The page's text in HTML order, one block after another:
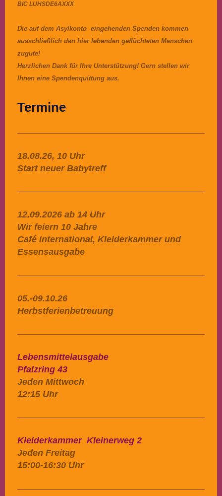
BIC LUHSDE6AXXX
Die auf dem Asylkonto eingehenden Spenden kommen
ausschließlich den hier lebenden geflüchteten Menschen
zugute!
Herzlichen Dank für Ihre Unterstützung! Gern stellen wir
Ihnen eine Spendenquittung aus.
Termine
18.08.26, 10 Uhr
Start neuer Babytreff
12.09.2026 ab 14 Uhr
Wir feiern 10 Jahre
Café international, Kleiderkammer und
Essensausgabe
05.-09.10.26
Herbstferienbetreuung
Lebensmittelausgabe
Pfalzring 43
Jeden Mittwoch
12:15 Uhr
Kleiderkammer Kleinerweg 2
Jeden Freitag
15:00-16:30 Uhr